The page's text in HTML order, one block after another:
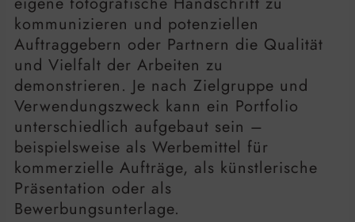
kommunizieren und potenziellen
Auftraggebern oder Partnern die Qualität
und Vielfalt der Arbeiten zu
demonstrieren. Je nach Zielgruppe und
Verwendungszweck kann ein Portfolio
unterschiedlich aufgebaut sein –
beispielsweise als Werbemittel für
kommerzielle Aufträge, als künstlerische
Präsentation oder als
Bewerbungsunterlage.